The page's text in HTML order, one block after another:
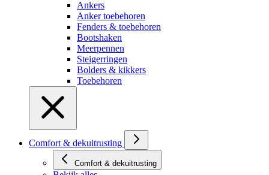
Ankers
Anker toebehoren
Fenders & toebehoren
Bootshaken
Meerpennen
Steigerringen
Bolders & kikkers
Toebehoren
Comfort & dekuitrusting
Comfort & dekuitrusting